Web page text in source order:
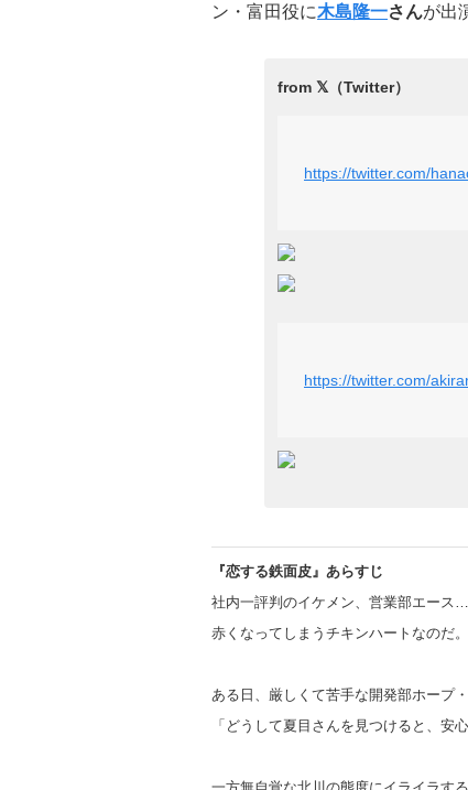
ン・富田役に木島隆一さんが出
https://twitter.com/
https://twitter.com/
『恋する鉄面皮 』あらすじ
社内一評判のイケメン、営業部エース
赤くなってしまうチキンハートなのだ。
ある日、厳しくて苦手な開発部ホープ
「どうして夏目さんを見つけると、安